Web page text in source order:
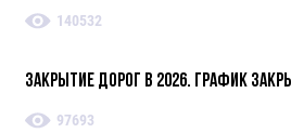
140532
Закрытие дорог в 2026. График
97693